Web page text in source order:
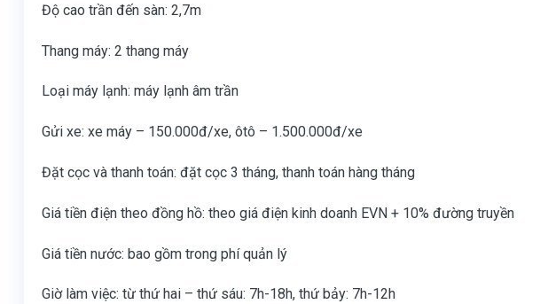
Độ cao trần đến sàn: 2,7m
Thang máy: 2 thang máy
Loại máy lạnh: máy lạnh âm trần
Gửi xe: xe máy – 150.000đ/xe, ôtô – 1.500.000đ/xe
Đặt cọc và thanh toán: đặt cọc 3 tháng, thanh toán hàng tháng
Giá tiền điện theo đồng hồ: theo giá điện kinh doanh EVN + 10% đường truyền
Giá tiền nước: bao gồm trong phí quản lý
Giờ làm việc: từ thứ hai – thứ sáu: 7h-18h, thứ bảy: 7h-12h